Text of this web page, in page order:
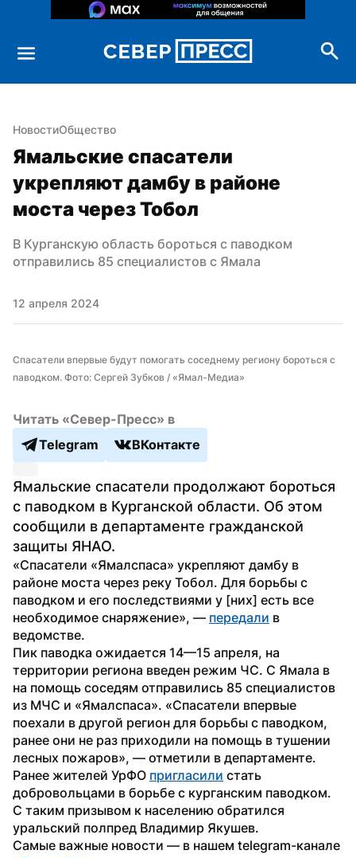
НовостиОбщество
Ямальские спасатели
укрепляют дамбу в районе
моста через Тобол
В Курганскую область бороться с паводком
отправились 85 специалистов с Ямала
12 апреля 2024
Спасатели впервые будут помогать соседнему региону бороться с
паводком. Фото: Сергей Зубков / «Ямал-Медиа»
Читать «Север-Пресс» в
Telegram
ВКонтакте
Ямальские спасатели продолжают бороться
с паводком в Курганской области. Об этом
сообщили в департаменте гражданской
защиты ЯНАО.
«Спасатели «Ямалспаса» укрепляют дамбу в
районе моста через реку Тобол. Для борьбы с
паводком и его последствиями у [них] есть все
необходимое снаряжение», — передали в
ведомстве.
Пик паводка ожидается 14—15 апреля, на
территории региона введен режим ЧС. С Ямала в
на помощь соседям отправились 85 специалистов
из МЧС и «Ямалспаса». «Спасатели впервые
поехали в другой регион для борьбы с паводком,
ранее они не раз приходили на помощь в тушении
лесных пожаров», — отметили в департаменте.
Ранее жителей УрФО пригласили стать
добровольцами в борьбе с курганским паводком.
С таким призывом к населению обратился
уральский полпред Владимир Якушев.